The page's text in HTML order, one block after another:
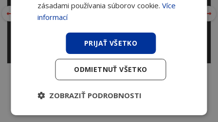
zásadami používania súborov cookie. Více
informací
PRIJAŤ VŠETKO
ODMIETNUŤ VŠETKO
ZOBRAZIŤ PODROBNOSTI